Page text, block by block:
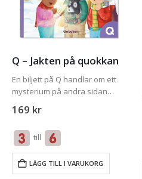
Q – Jakten på quokkan
En biljett på Q handlar om ett
mysterium på andra sidan
klubben reser till Australien
som blivit av med sin minsta
lilla bebis….
169 kr
till
LÄGG TILL I VARUKORG